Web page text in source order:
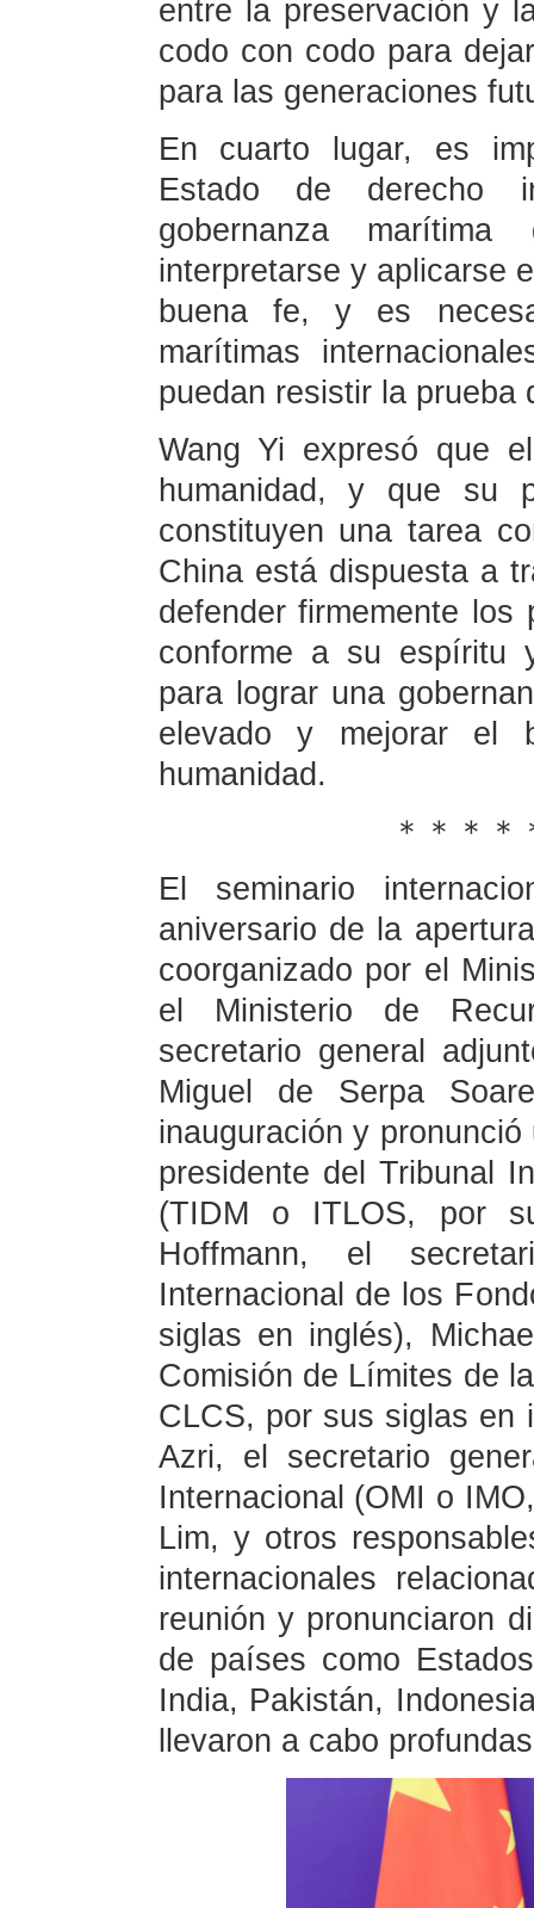
entre la preservación y
codo con codo para
para las generaciones
En cuarto lugar, es
Estado de derecho
gobernanza
interpretarse y aplicarse
buena fe, y es
marítimas
puedan resistir la prueba
Wang Yi expresó que
humanidad, y que su
constituyen una tarea
China está dispuesta a
defender firmemente
conforme a su espíritu
para lograr una
elevado y mejorar el
humanidad.
＊＊＊
El seminario
aniversario de la
coorganizado por el
el Ministerio de
secretario general
Miguel de Serpa
inauguración y
presidente del Tribunal
(TIDM o ITLOS, por
Hoffmann, el
Internacional de los
siglas en inglés),
Comisión de Límites de
CLCS, por sus siglas en
Azri, el secretario
Internacional (OMI o
Lim, y otros
internacionales
reunión y pronunciaron
de países como
India, Pakistán,
llevaron a cabo